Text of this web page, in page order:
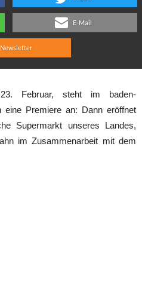
E-Mail
Newsletter
Februar, steht im baden-
eine Premiere an: Dann eröffnet
Supermarkt unseres Landes,
im Zusammenarbeit mit dem